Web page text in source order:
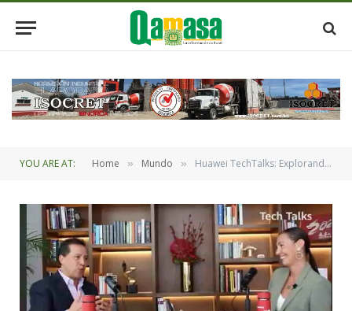
YOU ARE AT: Home » Mundo » Huawei TechTalks: Explorando las innovaciones tecnológicas